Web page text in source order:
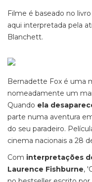
Filme é baseado no
aqui interpretada pela
Blanchett.
Bernadette Fox é uma
nomeadamente um
Quando ela
parte numa aventura
do seu paradeiro.
cinema nacionais a 28
Com interpretações
Laurence Fishburne,